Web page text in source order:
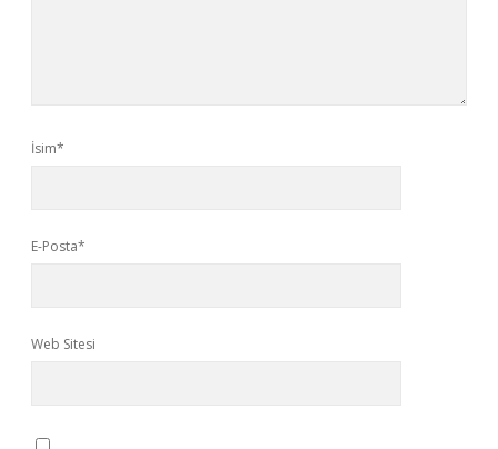
İsim*
E-Posta*
Web Sitesi